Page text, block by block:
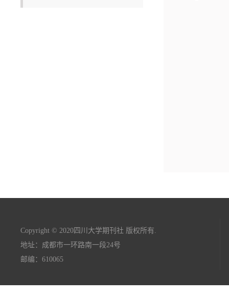
Copyright © 2020四川大学期刊社 版权所有.
地址：成都市一环路南一段24号
邮编：610065